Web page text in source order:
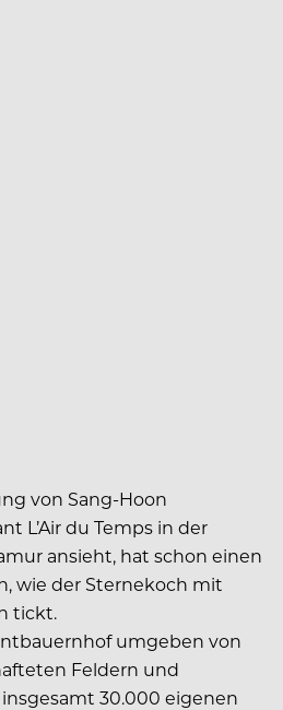
von Sang-Hoon
L’Air du Temps in der
ansieht, hat schon einen
wie der Sternekoch mit
tickt.
umgeben von
Feldern und
30.000 eigenen